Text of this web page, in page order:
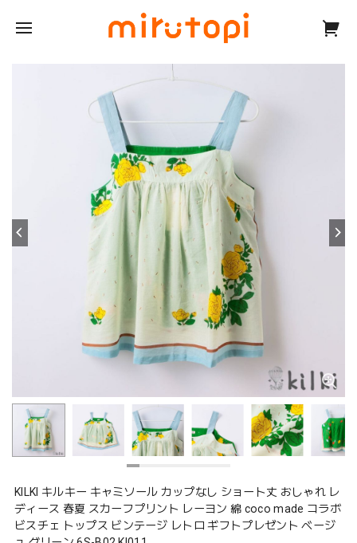
KILKI キルキー キャミソール カップなし ショート丈 おしゃれ レ
ディース 春夏 スカーフプリント レーヨン 綿 coco made コラボ
ビスチェ トップス ビンテージ レトロ ギフトプレゼント ベージ